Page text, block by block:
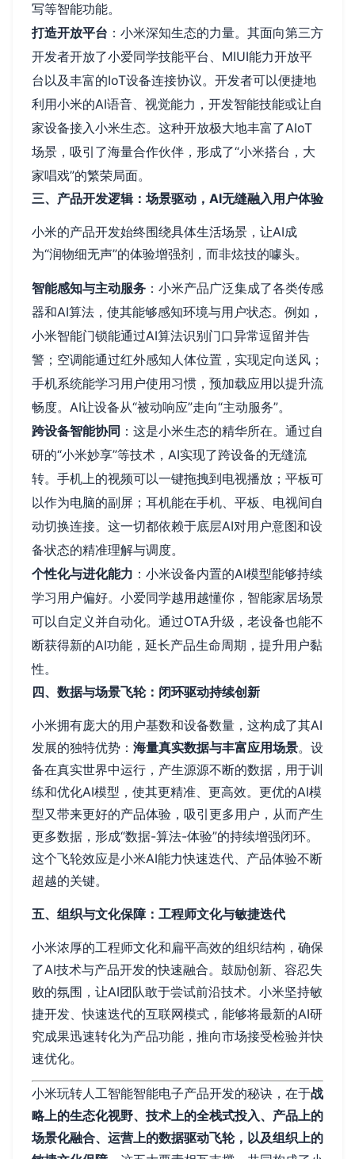
写等智能功能。
打造开放平台 ：小米深知生态的力量。其面向第三方
开发者开放了小爱同学技能平台、MIUI能力开放平
台以及丰富的IoT设备连接协议。开发者可以便捷地
利用小米的AI语音、视觉能力，开发智能技能或让自
家设备接入小米生态。这种开放极大地丰富了AIoT
场景，吸引了海量合作伙伴，形成了“小米搭台，大
家唱戏”的繁荣局面。
三、产品开发逻辑：场景驱动，AI无缝融入用户体验
小米的产品开发始终围绕具体生活场景，让AI成
为“润物细无声”的体验增强剂，而非炫技的噱头。
智能感知与主动服务 ：小米产品广泛集成了各类传感
器和AI算法，使其能够感知环境与用户状态。例如，
小米智能门锁能通过AI算法识别门口异常逗留并告
警；空调能通过红外感知人体位置，实现定向送风；
手机系统能学习用户使用习惯，预加载应用以提升流
畅度。AI让设备从“被动响应”走向“主动服务”。
跨设备智能协同 ：这是小米生态的精华所在。通过自
研的“小米妙享”等技术，AI实现了跨设备的无缝流
转。手机上的视频可以一键拖拽到电视播放；平板可
以作为电脑的副屏；耳机能在手机、平板、电视间自
动切换连接。这一切都依赖于底层AI对用户意图和设
备状态的精准理解与调度。
个性化与进化能力 ：小米设备内置的AI模型能够持续
学习用户偏好。小爱同学越用越懂你，智能家居场景
可以自定义并自动化。通过OTA升级，老设备也能不
断获得新的AI功能，延长产品生命周期，提升用户黏
性。
四、数据与场景飞轮：闭环驱动持续创新
小米拥有庞大的用户基数和设备数量，这构成了其AI
发展的独特优势： 海量真实数据与丰富应用场景。设
备在真实世界中运行，产生源源不断的数据，用于训
练和优化AI模型，使其更精准、更高效。更优的AI模
型又带来更好的产品体验，吸引更多用户，从而产生
更多数据，形成“数据-算法-体验”的持续增强闭环。
这个飞轮效应是小米AI能力快速迭代、产品体验不断
超越的关键。
五、组织与文化保障：工程师文化与敏捷迭代
小米浓厚的工程师文化和扁平高效的组织结构，确保
了AI技术与产品开发的快速融合。鼓励创新、容忍失
败的氛围，让AI团队敢于尝试前沿技术。小米坚持敏
捷开发、快速迭代的互联网模式，能够将最新的AI研
究成果迅速转化为产品功能，推向市场接受检验并快
速优化。
小米玩转人工智能智能电子产品开发的秘诀，在于战
略上的生态化视野、技术上的全栈式投入、产品上的
场景化融合、运营上的数据驱动飞轮，以及组织上的